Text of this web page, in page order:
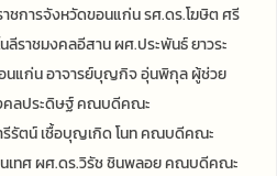
ชการจังหวัดขอนแก่น รศ.ดร.โฆษิต ศรี
ลีราชมงคลอีสาน ผศ.ประพันธ์ ยาวระ
นแก่น อาจารย์บุญกิจ อุ่นพิกุล ผู้ช่วย
คลประดิษฐ์ คณบดีคณะ
รีรัตน์ เชื้อบุญเกิด โนท คณบดีคณะ
นเทศ ผศ.ดร.วิรัช ชินพลอย คณบดีคณะ